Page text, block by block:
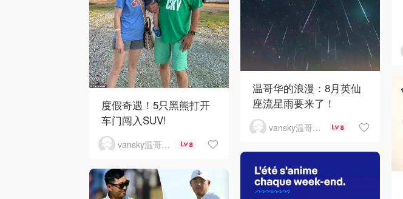
度假奇遇！5只黑熊打开
车门闯入SUV!
vansky温哥华天空 8
温哥华的浪漫：8月英仙
座流星雨要来了！
vansky温哥华天空 8